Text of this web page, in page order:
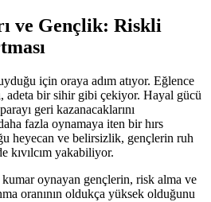
ve Gençlik: Riskli
için oraya adım atıyor. Eğlence
adeta bir sihir gibi çekiyor. Hayal gücü
geri kazanacaklarını
fazla oynamaya iten bir hırs
heyecan ve belirsizlik, gençlerin ruh
kıvılcım yakabiliyor.
oynayan gençlerin, risk alma ve
oranının oldukça yüksek olduğunu